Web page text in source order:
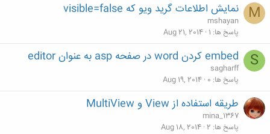
M نمایش اطلاعات گرید ویو که visible=false
mshayan
پاسخ ها 1
Aug 21, 2014
S embed کردن word در صفحه asp به عنوان editor
sagharff
پاسخ ها 0
Aug 19, 2014
طریقه استفاده از View و MultiView
mina_1367
پاسخ ها 2
Aug 18, 2014